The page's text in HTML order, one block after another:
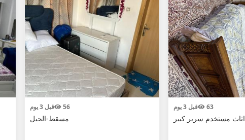
قبل 3 يوم 56
مسقط-الحيل
قبل 3 يوم 63
اثاث مستخدم سرير كبير